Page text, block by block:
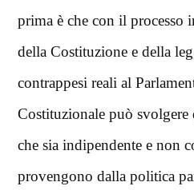
prima è che con il processo
della Costituzione e della
contrappesi reali al
Costituzionale può svolgere
che sia indipendente e non
provengono dalla politica